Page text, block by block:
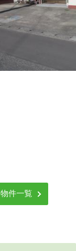
物件一覧